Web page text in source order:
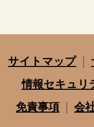
サイトマップ
情報セキュリ
免責事項
会